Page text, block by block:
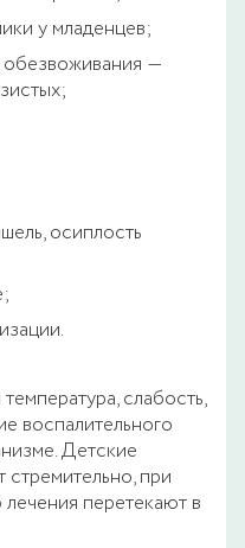
у младенцев;
―
осиплость
слабость,
воспалительного
Детские
при
перетекают в